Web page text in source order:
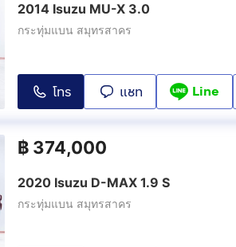
2014 Isuzu MU-X 3.0
กระทุ่มแบน สมุทรสาคร
โทร แชท Line
฿ 374,000
2020 Isuzu D-MAX 1.9 S
กระทุ่มแบน สมุทรสาคร